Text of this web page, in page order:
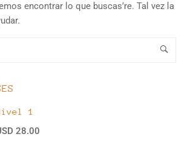
encontrar lo que buscas’re. Tal vez la
1
28.00